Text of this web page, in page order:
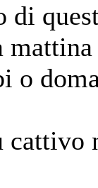
di
o